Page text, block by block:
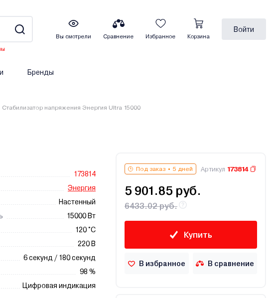
Вы смотрели Сравнение Избранное Корзина
Войти
Бренды
Стабилизатор напряжения Энергия Ultra 15000
173814
Энергия
Настенный
15000 Вт
120 °С
220 В
6 секунд / 180 секунд
98 %
Цифровая индикация
Под заказ 5 дней Артикул 173814
5 901.85 руб.
6433.02 руб.
Купить
В избранное В сравнение